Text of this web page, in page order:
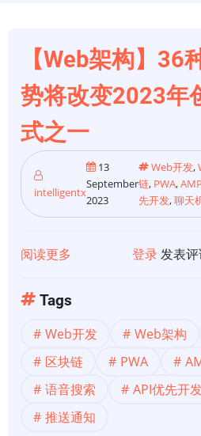
【Web架构】36
势将改变2023年
式之一
intelligentx
13
September
2023
Web开发,
链, PWA,AMP
先开发,聊天
阅读更多
构】
36
种
络
登录发表评
Tags
Web开发 Web架构
区块链
PWA
语音搜索
API优先开
推送通知